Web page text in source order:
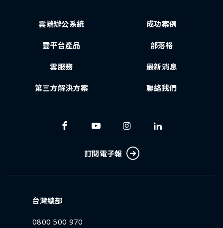
雲端辦公系統
雲平台產品
雲服務
第三方解決方案
成功案例
部落格
最新消息
聯絡我們
訂閱電子報
台灣總部
0800 500 970